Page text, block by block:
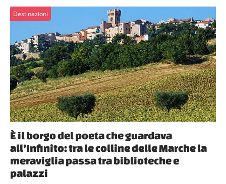
Destinazioni
È il borgo del poeta che guardava
all’Infinito: tra le colline delle Marche la
meraviglia passa tra biblioteche e
palazzi